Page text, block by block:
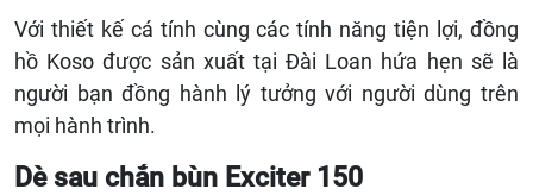
Với thiết kế cá tính cùng các tính năng tiện lợi, đồng
hồ Koso được sản xuất tại Đài Loan hứa hẹn sẽ là
người bạn đồng hành lý tưởng với người dùng trên
mọi hành trình.
Dè sau chắn bùn Exciter 150